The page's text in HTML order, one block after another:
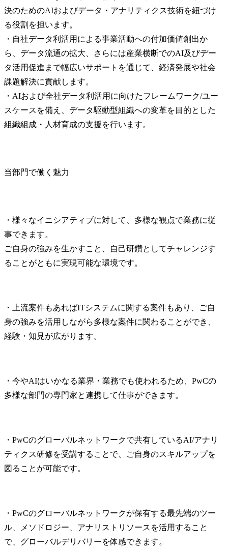
決のためのAIおよびデータ・アナリティクス技術を紐づけ
る役割を担います。
・自社データ利活用による事業活動への付加価値創出か
ら、データ流通の拡大、さらには産業横断でのAI及びデー
タ活用促進まで幅広いサポートを通じて、経済発展や社会
課題解決に貢献します。
・AIおよび全社データ利活用に向けたフレームワーク/ユー
スケースを備え、データ駆動型組織への変革を目的とした
組織組成・人材育成の支援を行います。
当部門で働く魅力
・様々なイニシアティブに対して、多様な観点で業務に従
事できます。
ご自身の強みを生かすこと、自己研鑽としてチャレンジす
ることがともに実現可能な環境です。
・上流案件もあればITシステムに関する案件もあり、ご自
身の強みを活用しながら多様な案件に関わることができ、
経験・知見が広がります。
・今やAIはいかなる業界・業務でも使われるため、PwCの
多様な部門の専門家と連携して仕事ができます。
・PwCのグローバルネットワークで共有しているAI/アナリ
ティクス研修を受講することで、ご自身のスキルアップを
図ることが可能です。
・PwCのグローバルネットワークが保有する最先端のツー
ル、メソドロジー、アナリストリソースを活用すること
で、グローバルデリバリーを体感できます。